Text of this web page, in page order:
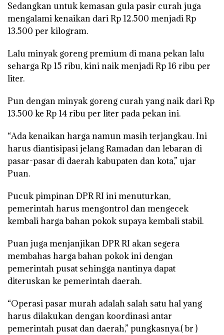
Sedangkan untuk kemasan gula pasir curah juga
mengalami kenaikan dari Rp 12.500 menjadi Rp
13.500 per kilogram.
Lalu minyak goreng premium di mana pekan lalu
seharga Rp 15 ribu, kini naik menjadi Rp 16 ribu per
liter.
Pun dengan minyak goreng curah yang naik dari Rp
13.500 ke Rp 14 ribu per liter pada pekan ini.
“Ada kenaikan harga namun masih terjangkau. Ini
harus diantisipasi jelang Ramadan dan lebaran di
pasar-pasar di daerah kabupaten dan kota,” ujar
Puan.
Pucuk pimpinan DPR RI ini menuturkan,
pemerintah harus mengontrol dan mengecek
kembali harga bahan pokok supaya kembali stabil.
Puan juga menjanjikan DPR RI akan segera
membahas harga bahan pokok ini dengan
pemerintah pusat sehingga nantinya dapat
diteruskan ke pemerintah daerah.
“Operasi pasar murah adalah salah satu hal yang
harus dilakukan dengan koordinasi antar
pemerintah pusat dan daerah,” pungkasnya.( br )